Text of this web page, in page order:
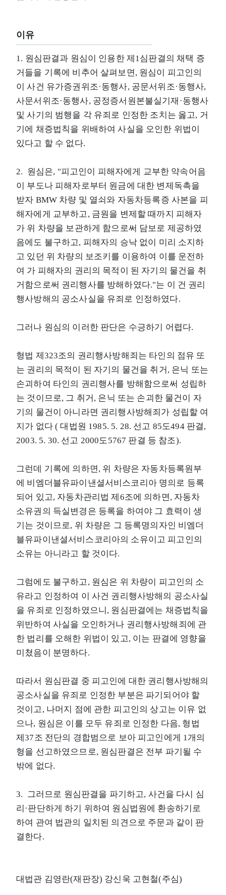
이유
1. 원심판결과 원심이 인용한 제1심판결의 채택 증
거들을 기록에 비추어 살펴보면, 원심이 피고인의
이 사건 유가증권위조·동행사, 공문서위조·동행사,
사문서위조·동행사, 공정증서원본불실기재·동행사
및 사기의 범행을 각 유죄로 인정한 조치는 옳고, 거
기에 채증법칙을 위배하여 사실을 오인한 위법이
있다고 할 수 없다.
2. 원심은, "피고인이 피해자에게 교부한 약속어음
이 부도나 피해자로부터 원금에 대한 변제독촉을
받자 BMW 차량 및 열쇠와 자동차등록증 사본을 피
해자에게 교부하고, 금원을 변제할 때까지 피해자
가 위 차량을 보관하게 함으로써 담보로 제공하였
음에도 불구하고, 피해자의 승낙 없이 미리 소지하
고 있던 위 차량의 보조키를 이용하여 이를 운전하
여 가 피해자의 권리의 목적이 된 자기의 물건을 취
거함으로써 권리행사를 방해하였다."는 이 건 권리
행사방해의 공소사실을 유죄로 인정하였다.
그러나 원심의 이러한 판단은 수긍하기 어렵다.
형법 제323조의 권리행사방해죄는 타인의 점유 또
는 권리의 목적이 된 자기의 물건을 취거, 은닉 또는
손괴하여 타인의 권리행사를 방해함으로써 성립하
는 것이므로, 그 취거, 은닉 또는 손괴한 물건이 자
기의 물건이 아니라면 권리행사방해죄가 성립할 여
지가 없다 ( 대법원 1985. 5. 28. 선고 85도494 판결,
2003. 5. 30. 선고 2000도5767 판결 등 참조).
그런데 기록에 의하면, 위 차량은 자동차등록원부
에 비엠더블유파이낸셜서비스코리아 명의로 등록
되어 있고, 자동차관리법 제6조에 의하면, 자동차
소유권의 득실변경은 등록을 하여야 그 효력이 생
기는 것이므로, 위 차량은 그 등록명의자인 비엠더
블유파이낸셜서비스코리아의 소유이고 피고인의
소유는 아니라고 할 것이다.
그럼에도 불구하고, 원심은 위 차량이 피고인의 소
유라고 인정하여 이 사건 권리행사방해의 공소사실
을 유죄로 인정하였으니, 원심판결에는 채증법칙을
위반하여 사실을 오인하거나 권리행사방해죄에 관
한 법리를 오해한 위법이 있고, 이는 판결에 영향을
미쳤음이 분명하다.
따라서 원심판결 중 피고인에 대한 권리행사방해의
공소사실을 유죄로 인정한 부분은 파기되어야 할
것이고, 나머지 점에 관한 피고인의 상고는 이유 없
으나, 원심은 이를 모두 유죄로 인정한 다음, 형법
제37조 전단의 경합범으로 보아 피고인에게 1개의
형을 선고하였으므로, 원심판결은 전부 파기될 수
밖에 없다.
3. 그러므로 원심판결을 파기하고, 사건을 다시 심
리·판단하게 하기 위하여 원심법원에 환송하기로
하여 관여 법관의 일치된 의견으로 주문과 같이 판
결한다.
대법관 김영란(재판장) 강신욱 고현철(주심)